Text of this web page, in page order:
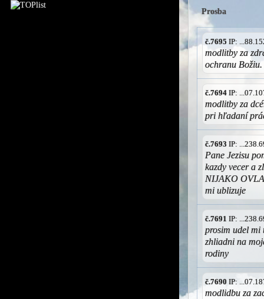
Prosba
č.7695 IP:
modlitby za
ochranu
č.7694 IP:
modlitby za
pri hľadaní
č.7693 IP:
Pane Jezisu
kazdy vecer a
NIJAKO
mi ublizuje
č.7691 IP:
prosim udel mi
zhliadni na
rodiny
č.7690 IP:
modlidbu za